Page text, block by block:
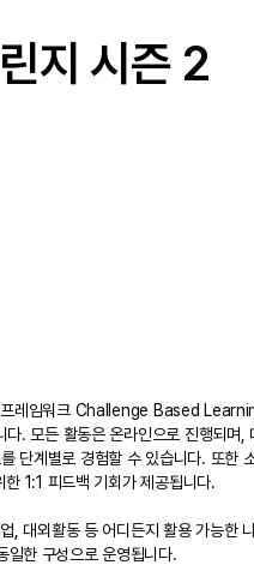
지 시즌 2
레임워크 Challenge Based
다. 모든 활동은 온라인으로 진행되
단계별로 경험할 수 있습니다. 또한
1:1 피드백 기회가 제공됩니다.
, 대외활동 등 어디든지 활용 가능한
일한 구성으로 운영됩니다.